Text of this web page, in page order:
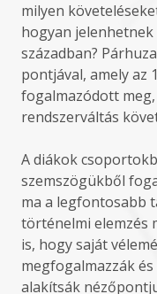
milyen
hogyan jelenhetnek
században?
pontjával, amely az
fogalmazódott
rendszerváltás
A diákok
szemszögükből
ma a legfontosabb
történelmi elemzés
is, hogy saját
megfogalmazzák
alakítsák